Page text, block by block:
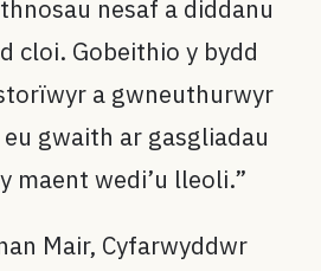
nesaf a diddanu
cloi. Gobeithio y bydd
a gwneuthurwyr
gwaith ar gasgliadau
maent wedi’u lleoli.”
Mair, Cyfarwyddwr